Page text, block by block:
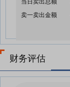
当日卖出总额
卖一卖出金额
财务评估